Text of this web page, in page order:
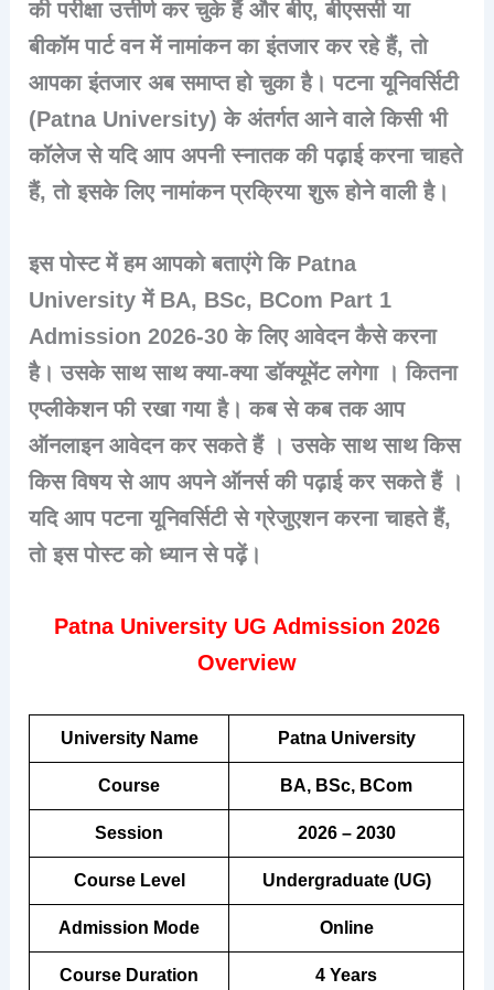
की परीक्षा उत्तीर्ण कर चुके हैं और बीए, बीएससी या
बीकॉम पार्ट वन में नामांकन का इंतजार कर रहे हैं, तो
आपका इंतजार अब समाप्त हो चुका है। पटना यूनिवर्सिटी
(Patna University) के अंतर्गत आने वाले किसी भी
कॉलेज से यदि आप अपनी स्नातक की पढ़ाई करना चाहते
हैं, तो इसके लिए नामांकन प्रक्रिया शुरू होने वाली है।
इस पोस्ट में हम आपको बताएंगे कि Patna
University में BA, BSc, BCom Part 1
Admission 2026-30 के लिए आवेदन कैसे करना
है। उसके साथ साथ क्या-क्या डॉक्यूमेंट लगेगा । कितना
एप्लीकेशन फी रखा गया है। कब से कब तक आप
ऑनलाइन आवेदन कर सकते हैं । उसके साथ साथ किस
किस विषय से आप अपने ऑनर्स की पढ़ाई कर सकते हैं ।
यदि आपपटना यूनिवर्सिटी से ग्रेजुएशन करना चाहते हैं,
तो इस पोस्ट को ध्यान से पढ़ें।
Patna University UG Admission 2026
Overview
University Name Patna University
Course BA, BSc, BCom
Session 2026 – 2030
Course Level Undergraduate (UG)
Admission Mode Online
Course Duration 4 Years